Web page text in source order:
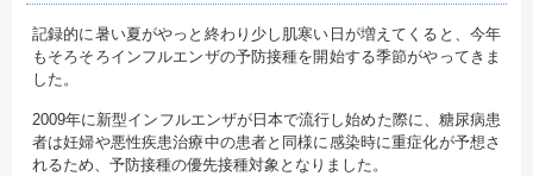
記録的に暑い夏がやっと終わり少し肌寒い日が増えてくると、今年
もそろそろインフルエンザの予防接種を開始する季節がやってきま
した。
2009年に新型インフルエンザが日本で流行し始めた際に、糖尿病患
者は妊婦や悪性疾患治療中の患者と同様に感染時に重症化が予想さ
れるため、予防接種の優先接種対象となりました。